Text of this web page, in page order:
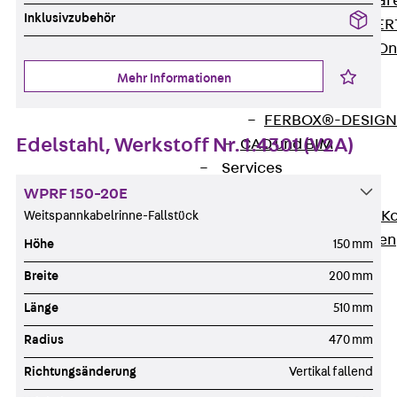
JORDAHL®
JORDAHL® JVB
ISODESIGN
FERBOX®-
CAD und BIM
Services
Services
Beratung, Planung,
Individuelle Lösungen
Referenzen
Ausbau
Zurück Produkte
Inklusivzubehör
Mehr Informationen
Edelstahl, Werkstoff Nr. 1.4301 (V2A)
WPRF 150-20E
Weitspannkabelrinne-Fallstück
Höhe 150 mm
Breite 200 mm
Länge 510 mm
Radius 470 mm
Richtungsänderung Vertikal fallend